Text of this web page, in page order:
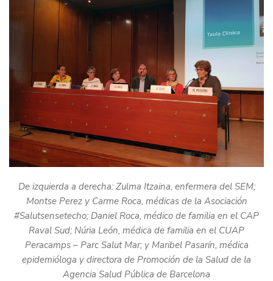
De izquierda a derecha: Zulma Itzaina, enfermera del SEM;
Montse Perez y Carme Roca, médicas de la Asociación
#Salutsensetecho; Daniel Roca, médico de familia en el CAP
Raval Sud; Núria León, médica de familia en el CUAP
Peracamps – Parc Salut Mar; y Maribel Pasarín, médica
epidemióloga y directora de Promoción de la Salud de la
Agencia Salud Pública de Barcelona